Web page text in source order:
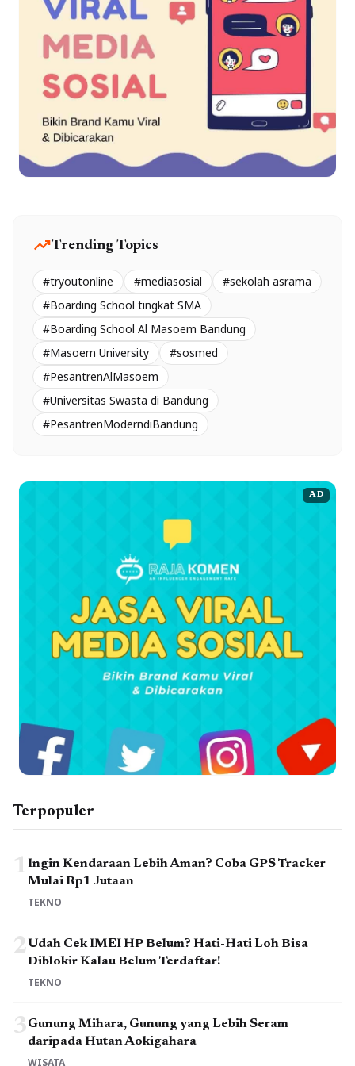
trending_upTrending Topics
#tryoutonline #mediasosial
#sekolah asrama
#Boarding School tingkat SMA
#Boarding School Al Masoem Bandung
#Masoem University
#sosmed
#PesantrenAlMasoem
#Universitas Swasta di Bandung
#PesantrenModerndiBandung
AD
Terpopuler
1Ingin Kendaraan Lebih Aman? Coba GPS Tracker
Mulai Rp1 Jutaan
TEKNO
2Udah Cek IMEI HP Belum? Hati-Hati Loh Bisa
Diblokir Kalau Belum Terdaftar!
TEKNO
3Gunung Mihara, Gunung yang Lebih Seram
daripada Hutan Aokigahara
WISATA